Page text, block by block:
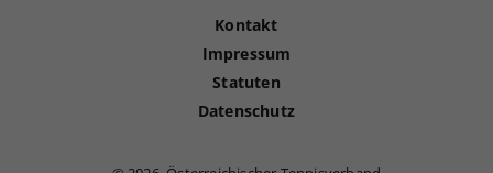
Kontakt
Impressum
Statuten
Datenschutz